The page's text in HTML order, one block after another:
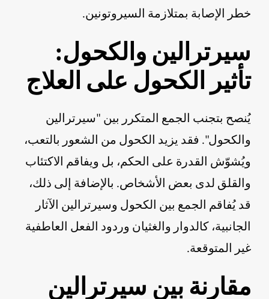
خطر الإصابة بمتلازمة السيروتونين.
سيرترالين والكحول:
تأثير الكحول على العلاج
يُنصح بتجنب الجمع المتكرر بين "سيرترالين
والكحول". فقد يزيد الكحول من الشعور بالتعب،
ويُشوّش القدرة على الحكم، بل ويفاقم الاكتئاب
والقلق لدى بعض الأشخاص. بالإضافة إلى ذلك،
قد يُفاقم الجمع بين الكحول وسيرترالين الآثار
الجانبية، كالدوار والغثيان وردود الفعل العاطفية
غير المتوقعة.
مقارنة بين سيرترالين